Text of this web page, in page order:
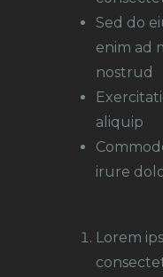
Sed do
enim ad
nostrud
aliquip
irure
Lorem